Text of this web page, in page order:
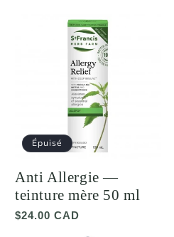
Épuisé
Anti Allergie —
teinture mère 50 ml
Prix
$24.00 CAD